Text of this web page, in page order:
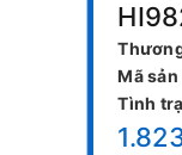
Mã
Tình